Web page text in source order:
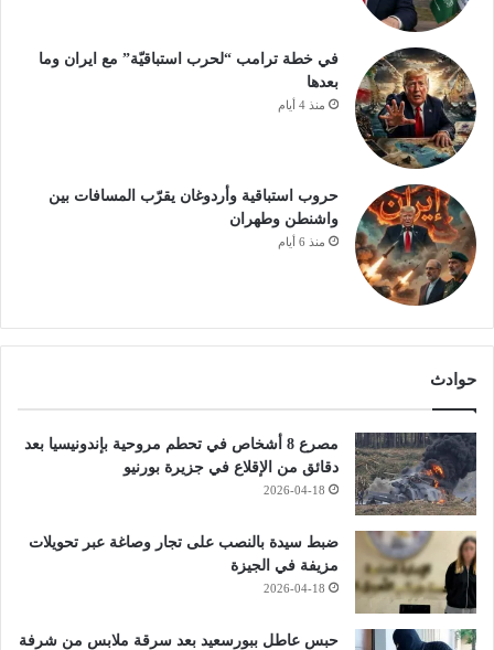
في خطة ترامب “لحرب استباقيّة” مع ايران وما
بعدها
منذ 4 أيام
حروب استباقية وأردوغان يقرّب المسافات بين
واشنطن وطهران
منذ 6 أيام
حوادث
مصرع 8 أشخاص في تحطم مروحية بإندونيسيا بعد
دقائق من الإقلاع في جزيرة بورنيو
2026-04-18
ضبط سيدة بالنصب على تجار وصاغة عبر تحويلات
مزيفة في الجيزة
2026-04-18
حبس عاطل ببورسعيد بعد سرقة ملابس من شرفة